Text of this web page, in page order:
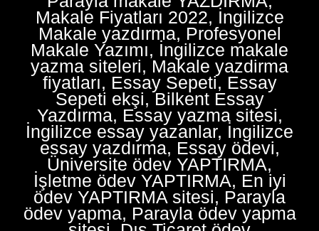
Makale Fiyatları 2022, İngilizce
Makale yazdırma, Profesyonel
Makale Yazımı, İngilizce makale
yazma siteleri, Makale yazdirma
fiyatları, Essay Sepeti, Essay
Sepeti ekşi, Bilkent Essay
Yazdırma, Essay yazma sitesi,
İngilizce essay yazanlar, İngilizce
essay yazdırma, Essay ödevi,
Üniversite ödev YAPTIRMA,
İşletme ödev YAPTIRMA, En iyi
ödev YAPTIRMA sitesi, Parayla
ödev yapma, Parayla ödev yapma